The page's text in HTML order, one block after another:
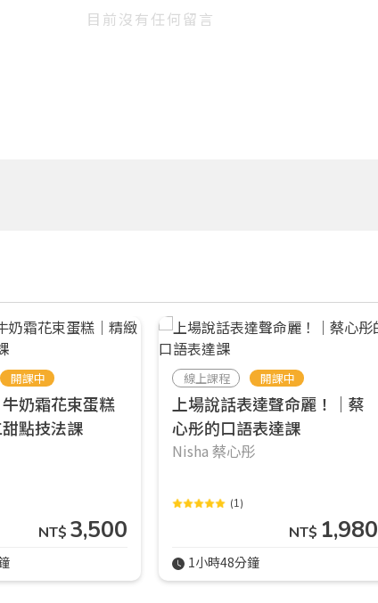
目前沒有任何留言
開課中
奶霜花束蛋糕
甜點技法課
NT$ 3,500
線上課程 開課中
上場說話表達聲命麗！｜蔡
心彤的口語表達課
Nisha 蔡心彤
(1)
NT$ 1,980
1小時48分鐘